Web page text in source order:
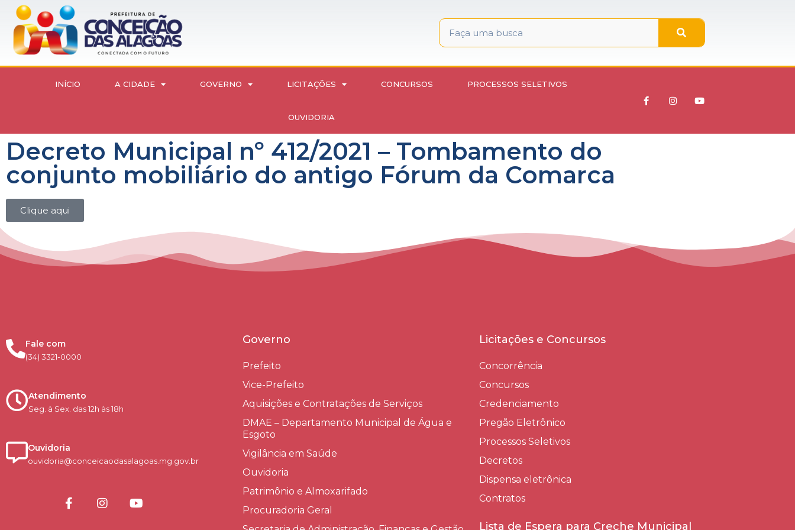
INÍCIO A CIDADE GOVERNO LICITAÇÕES CONCURSOS PROCESSOS SELETIVOS
OUVIDORIA
Decreto Municipal nº 412/2021 – Tombamento do
conjunto mobiliário do antigo Fórum da Comarca
Clique aqui
Fale com
(34) 3321-0000
Atendimento
Seg. à Sex. das 12h às 18h
Ouvidoria
ouvidoria@conceicaodasalagoas.mg.gov.br
Governo
Prefeito
Vice-Prefeito
Aquisições e Contratações de Serviços​
DMAE – Departamento Municipal de Água e
Esgoto
Vigilância em Saúde
Ouvidoria
Patrimônio e Almoxarifado
Procuradoria Geral
Licitações e Concursos
Concorrência
Concursos
Credenciamento
Pregão Eletrônico
Processos Seletivos
Decretos
Dispensa eletrônica
Contratos
Lista de Espera para Creche Municipal